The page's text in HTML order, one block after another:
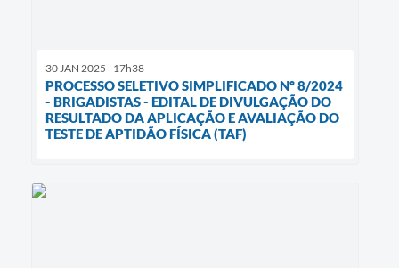
30 JAN 2025 - 17h38
PROCESSO SELETIVO SIMPLIFICADO Nº 8/2024
- BRIGADISTAS - EDITAL DE DIVULGAÇÃO DO
RESULTADO DA APLICAÇÃO E AVALIAÇÃO DO
TESTE DE APTIDÃO FÍSICA (TAF)